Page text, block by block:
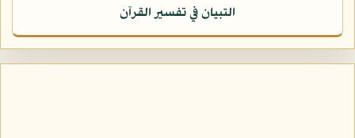
التبيان في تفسير القرآن